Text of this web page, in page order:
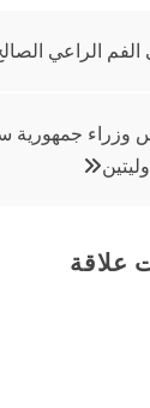
الفم الراعي
وزراء جمهورية
علاقة